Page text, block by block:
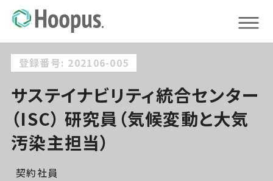
登録番号: 202106-005
サステイナビリティ統合センター
（ISC） 研究員（気候変動と大気
汚染主担当）
契約社員